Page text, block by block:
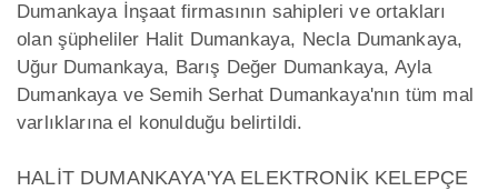
Dumankaya İnşaat firmasının sahipleri ve ortakları
olan şüpheliler Halit Dumankaya, Necla Dumankaya,
Uğur Dumankaya, Barış Değer Dumankaya, Ayla
Dumankaya ve Semih Serhat Dumankaya'nın tüm mal
varlıklarına el konulduğu belirtildi.
HALİT DUMANKAYA'YA ELEKTRONİK KELEPÇE